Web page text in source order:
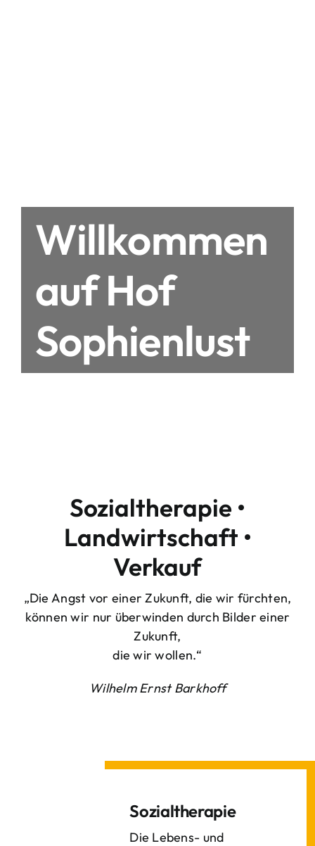
Willkommen
auf Hof
Sophienlust
Sozialtherapie •
Landwirtschaft •
Verkauf
„Die Angst vor einer Zukunft, die wir fürchten,
können wir nur überwinden durch Bilder einer
Zukunft,
die wir wollen.“
Wilhelm Ernst Barkhoff
Sozialtherapie
Die Lebens- und